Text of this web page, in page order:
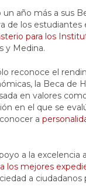
año más a sus
los
para los
y Medina.
reconoce el
la Beca
en valores
en el que se
a
a la
los mejores
a